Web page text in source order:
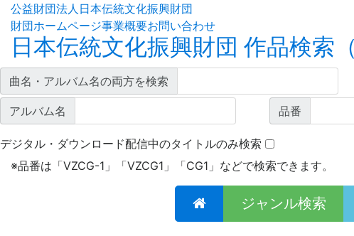
公益財団法人日本伝統文化振興財団
財団ホームページ事業概要お問い合わせ
日本伝統文化振興財団 作品検索
曲名・アルバム名の両方を検索
アルバム名 品番
デジタル・ダウンロード配信中のタイトルのみ検索
※品番は「VZCG-1」「VZCG1」「CG1」などで検索できます。
ジャンル検索